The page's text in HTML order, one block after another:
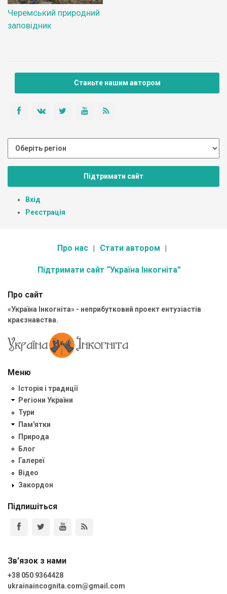
Черемський природний
заповідник
Станьте нашим автором
Підтримати сайт
Вхід
Реєстрація
Про нас Стати автором
Підтримати сайт “Україна Інкогніта”
Про сайт
«Україна Інкогніта» - неприбутковий проект ентузіастів
краєзнавства.
Меню
Історія і традиції
Регіони України
Тури
Пам'ятки
Природа
Блог
Галереї
Відео
Закордон
Підпишіться
Зв'язок з нами
+38 050 9364428
ukrainaincognita.com@gmail.com